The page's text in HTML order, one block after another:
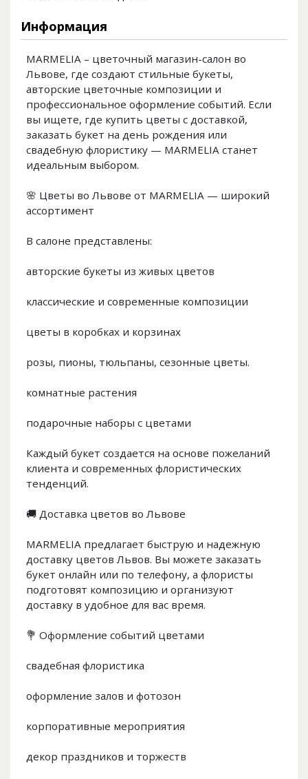
Информация
MARMELIA – цветочный магазин-салон во
Львове, где создают стильные букеты,
авторские цветочные композиции и
профессиональное оформление событий. Если
вы ищете, где купить цветы с доставкой,
заказать букет на день рождения или
свадебную флористику — MARMELIA станет
идеальным выбором.
🌸 Цветы во Львове от MARMELIA — широкий
ассортимент
В салоне представлены:
авторские букеты из живых цветов
классические и современные композиции
цветы в коробках и корзинах
розы, пионы, тюльпаны, сезонные цветы.
комнатные растения
подарочные наборы с цветами
Каждый букет создается на основе пожеланий
клиента и современных флористических
тенденций.
🚚 Доставка цветов во Львове
MARMELIA предлагает быструю и надежную
доставку цветов Львов. Вы можете заказать
букет онлайн или по телефону, а флористы
подготовят композицию и организуют
доставку в удобное для вас время.
💐 Оформление событий цветами
свадебная флористика
оформление залов и фотозон
корпоративные мероприятия
декор праздников и торжеств